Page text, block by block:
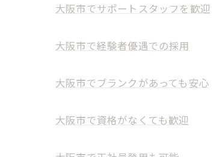
大阪市でサポートスタッフを歓迎
大阪市で経験者優遇での採用
大阪市でブランクがあっても安心
大阪市で資格がなくても歓迎